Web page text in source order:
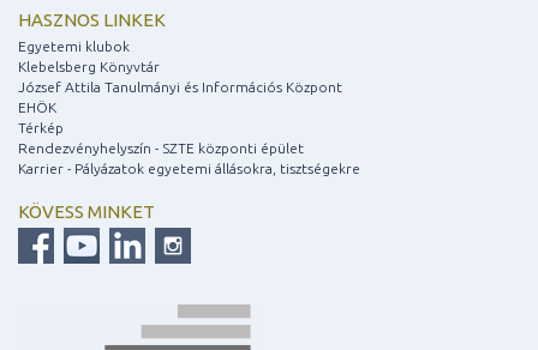
HASZNOS LINKEK
Egyetemi klubok
Klebelsberg Könyvtár
József Attila Tanulmányi és Információs Központ
EHÖK
Térkép
Rendezvényhelyszín - SZTE központi épület
Karrier - Pályázatok egyetemi állásokra, tisztségekre
KÖVESS MINKET